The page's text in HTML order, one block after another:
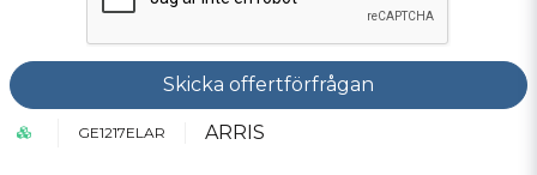
Skicka offertförfrågan
GE1217ELAR ARRIS